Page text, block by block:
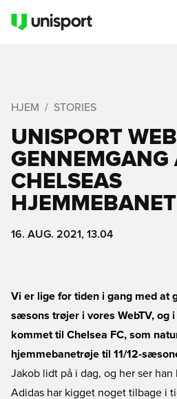
HJEM STORIES
UNISPORT
GENNEMGANG
CHELSEAS
16. AUG. 2021, 13.04
Vi er lige for tiden i gang med at
sæsons trøjer i vores WebTV, og
kommet til Chelsea FC, som
hjemmebanetrøje til 11/12-
Jakob lidt på i dag, og her ser
Adidas har kigget noget tilbage i